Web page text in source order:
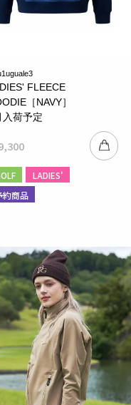
FLEECE
［NAVY］
入荷予定
LADIES'
約商品